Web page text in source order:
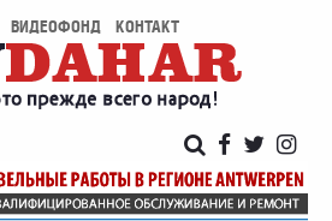
ВИДЕОФОНД КОНТАКТ